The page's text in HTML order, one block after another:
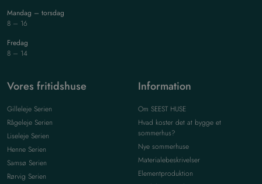
Mandag – torsdag
8 – 16
Fredag
8 – 14
Vores fritidshuse
Gilleleje Serien
Rågeleje Serien
Liseleje Serien
Henne Serien
Samsø Serien
Rørvig Serien
Information
Om SEEST HUSE
Hvad koster det at bygge et
sommerhus?
Nye sommerhuse
Materialebeskrivelser
Elementproduktion